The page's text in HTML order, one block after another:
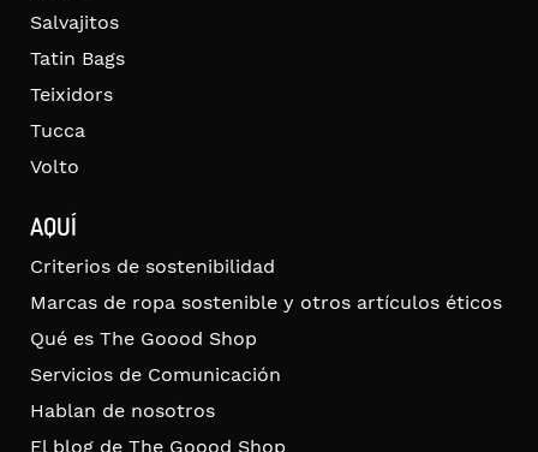
Salvajitos
Tatin Bags
Teixidors
Tucca
Volto
AQUÍ
Criterios de sostenibilidad
Marcas de ropa sostenible y otros artículos éticos
Qué es The Goood Shop
Servicios de Comunicación
Hablan de nosotros
El blog de The Goood Shop